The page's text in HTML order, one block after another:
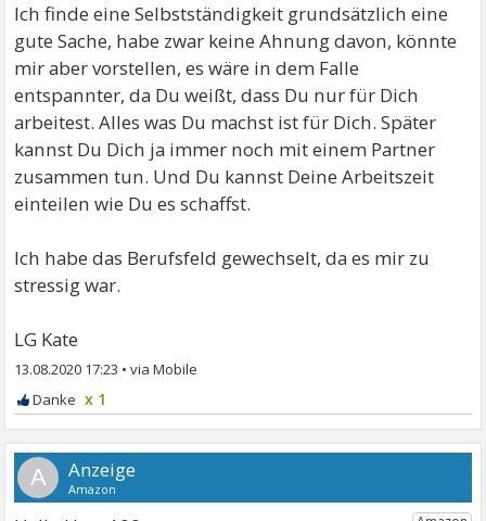
Ich finde eine Selbstständigkeit grundsätzlich eine
gute Sache, habe zwar keine Ahnung davon, könnte
mir aber vorstellen, es wäre in dem Falle
entspannter, da Du weißt, dass Du nur für Dich
arbeitest. Alles was Du machst ist für Dich. Später
kannst Du Dich ja immer noch mit einem Partner
zusammen tun. Und Du kannst Deine Arbeitszeit
einteilen wie Du es schaffst.
Ich habe das Berufsfeld gewechselt, da es mir zu
stressig war.
LG Kate
13.08.2020 17:23 •
x 1
A